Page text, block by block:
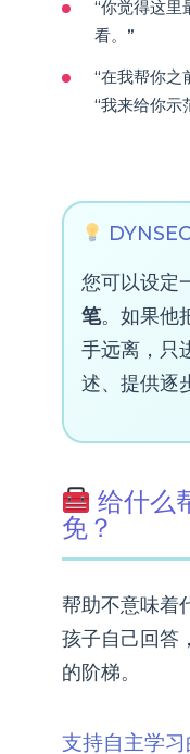
“你觉得这里
看。”
“在我帮你之
“我来给你示
您可以设定
笔。如果他
手远离，只
述、提供逐
给什么
免？
帮助不意味着
孩子自己回答
的阶梯。
支持自主学